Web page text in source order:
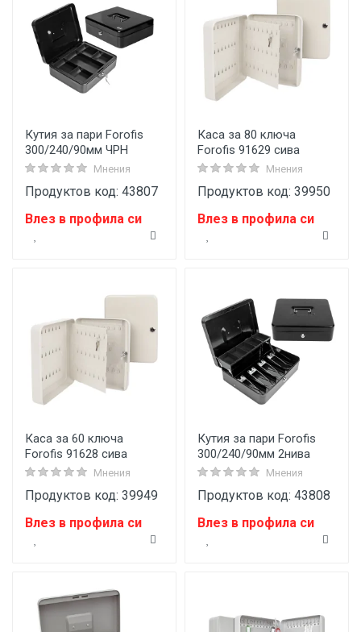
Кутия за пари Forofis
300/240/90мм ЧРН
Мнения
Продуктов код: 43807
Влез в профила си
Каса за 80 ключа
Forofis 91629 сива
Мнения
Продуктов код: 39950
Влез в профила си
Каса за 60 ключа
Forofis 91628 сива
Мнения
Продуктов код: 39949
Влез в профила си
Кутия за пари Forofis
300/240/90мм 2нива
Мнения
Продуктов код: 43808
Влез в профила си